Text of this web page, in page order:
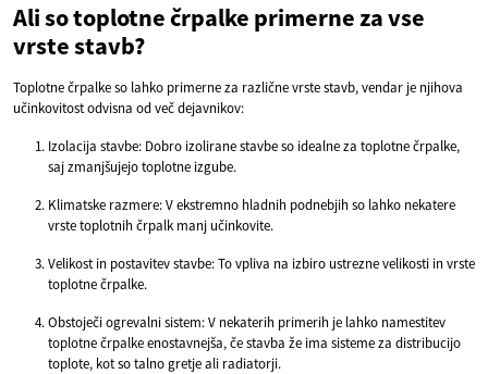
Ali so toplotne črpalke primerne za vse
vrste stavb?
Toplotne črpalke so lahko primerne za različne vrste stavb, vendar je njihova
učinkovitost odvisna od več dejavnikov:
Izolacija stavbe: Dobro izolirane stavbe so idealne za toplotne črpalke,
saj zmanjšujejo toplotne izgube.
Klimatske razmere: V ekstremno hladnih podnebjih so lahko nekatere
vrste toplotnih črpalk manj učinkovite.
Velikost in postavitev stavbe: To vpliva na izbiro ustrezne velikosti in vrste
toplotne črpalke.
Obstoječi ogrevalni sistem: V nekaterih primerih je lahko namestitev
toplotne črpalke enostavnejša, če stavba že ima sisteme za distribucijo
toplote, kot so talno gretje ali radiatorji.